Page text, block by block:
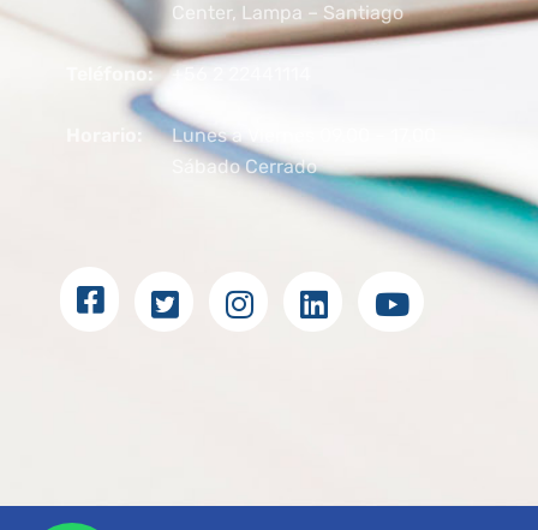
Center, Lampa – Santiago
Teléfono: +56 2 22441114
Horario:
Lunes a Viernes 09.00 – 17.00
Sábado Cerrado